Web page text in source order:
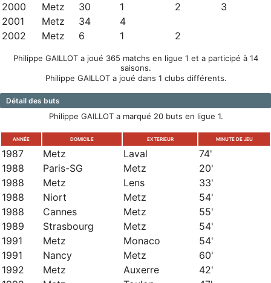
2000
Metz 30 1 2
3
2001
Metz 34
4
2002
Metz 6 1 2
Philippe GAILLOT a joué 365 matchs en ligue 1 et a participé à 14
saisons.
Philippe GAILLOT a joué dans 1 clubs différents.
Détail des buts
Philippe GAILLOT a marqué 20 buts en ligue 1.
ANNÉE DOMICILE EXTERIEUR MINUTE DE JEU
1987 Metz Laval
74'
1988
Paris-SG Metz
20'
1988
Metz Lens
33'
1988
Niort Metz
54'
1988
Cannes Metz
55'
1989
Strasbourg Metz
54'
1991
Metz Monaco
54'
1991
Nancy Metz
60'
1992
Metz Auxerre
42'